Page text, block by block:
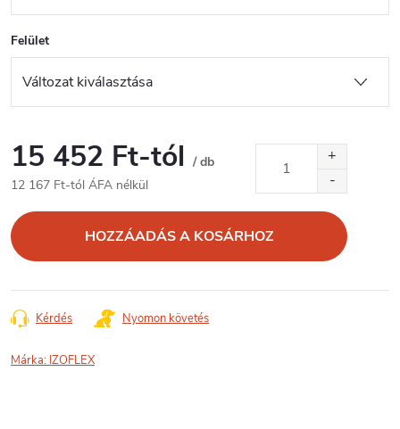
Felület
15 452 Ft-tól / db
12 167 Ft-tól ÁFA nélkül
HOZZÁADÁS A KOSÁRHOZ
Kérdés Nyomon követés
Márka: IZOFLEX